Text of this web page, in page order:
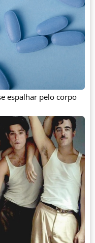
espalhar pelo corpo